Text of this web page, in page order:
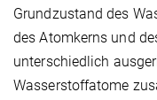
Grundzustand des
des Atomkerns und
unterschiedlich
Wasserstoffatome